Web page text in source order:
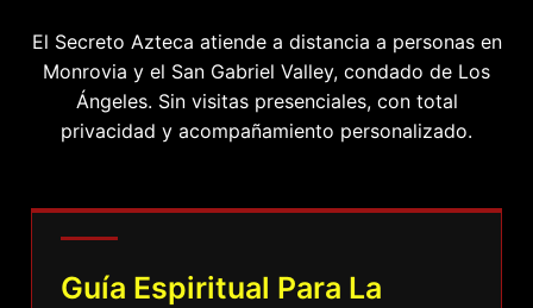
El Secreto Azteca atiende a distancia a personas en
Monrovia y el San Gabriel Valley, condado de Los
Ángeles. Sin visitas presenciales, con total
privacidad y acompañamiento personalizado.
Guía Espiritual Para La